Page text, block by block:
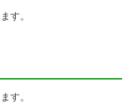
す。
す。